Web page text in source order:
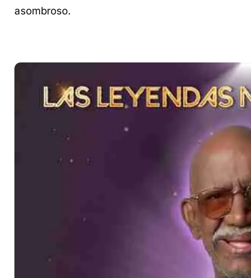
asombroso.